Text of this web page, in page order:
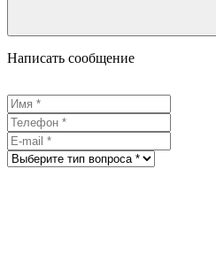
Написать сообщение